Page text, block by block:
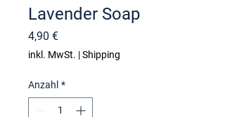
Lavender Soap
4,90 €Preis
inkl. MwSt. |Shipping
Anzahl *